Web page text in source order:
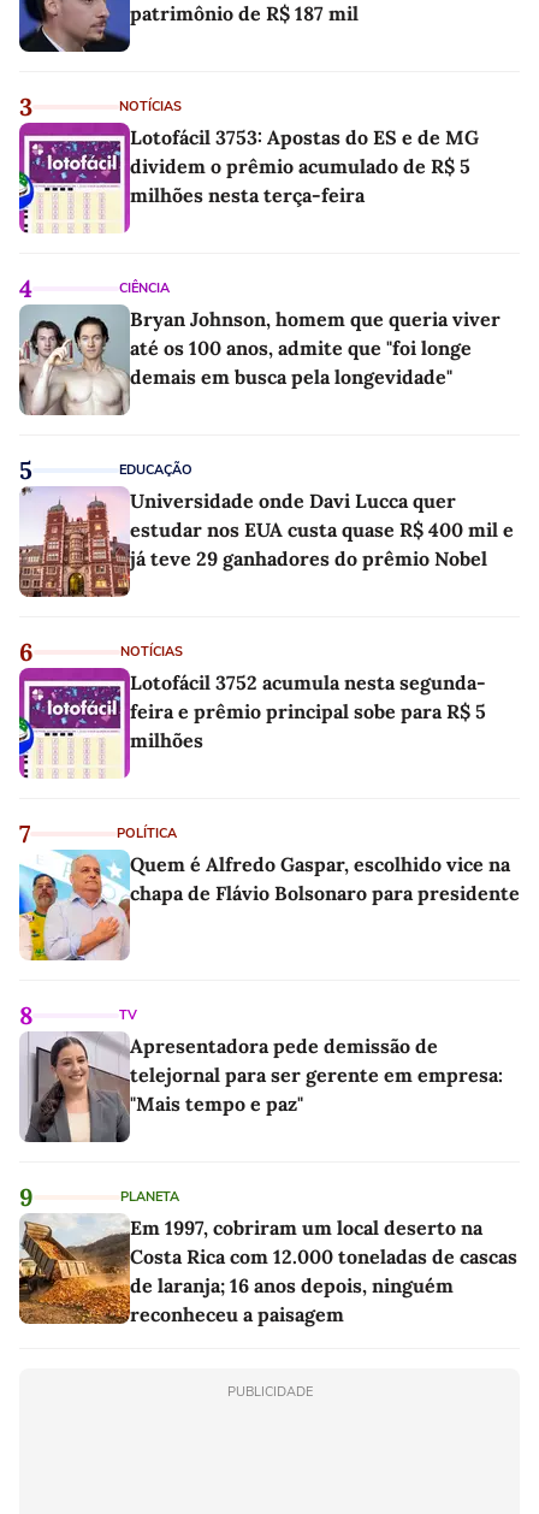
patrimônio de R$ 187 mil
3 NOTÍCIAS
Lotofácil 3753: Apostas do ES e de MG
dividem o prêmio acumulado de R$ 5
milhões nesta terça-feira
4 CIÊNCIA
Bryan Johnson, homem que queria viver
até os 100 anos, admite que "foi longe
demais em busca pela longevidade"
5 EDUCAÇÃO
Universidade onde Davi Lucca quer
estudar nos EUA custa quase R$ 400 mil e
já teve 29 ganhadores do prêmio Nobel
6 NOTÍCIAS
Lotofácil 3752 acumula nesta segunda-
feira e prêmio principal sobe para R$ 5
milhões
7 POLÍTICA
Quem é Alfredo Gaspar, escolhido vice na
chapa de Flávio Bolsonaro para presidente
8 TV
Apresentadora pede demissão de
telejornal para ser gerente em empresa:
"Mais tempo e paz"
9 PLANETA
Em 1997, cobriram um local deserto na
Costa Rica com 12.000 toneladas de cascas
de laranja; 16 anos depois, ninguém
reconheceu a paisagem
PUBLICIDADE